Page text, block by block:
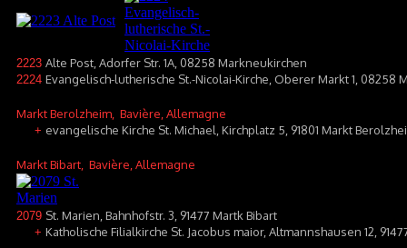
2223 Alte Post, Adorfer Str. 1A, 08258 Markneukirchen
2224 Evangelisch-lutherische St.-Nicolai-Kirche, Oberer Markt 1, 08258
Markt Berolzheim , Bavière, Allemagne
+ evangelische Kirche St. Michael, Kirchplatz 5, 91801 Markt
Markt Bibart , Bavière, Allemagne
2079 St. Marien, Bahnhofstr. 3, 91477 Martk Bibart
+ Katholische Filialkirche St. Jacobus maior, Altmannshausen 12,